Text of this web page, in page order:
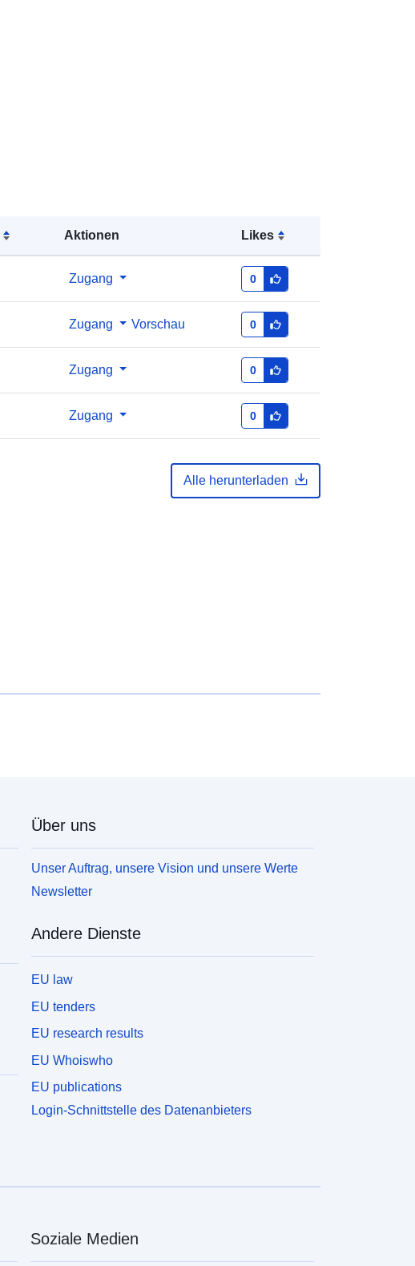
Aktionen Likes
Zugang 0
Zugang Vorschau 0
Zugang 0
Zugang 0
Alle herunterladen
Über uns
Unser Auftrag, unsere Vision und unsere Werte
Newsletter
Andere Dienste
EU law
EU tenders
EU research results
EU Whoiswho
EU publications
Login-Schnittstelle des Datenanbieters
Soziale Medien